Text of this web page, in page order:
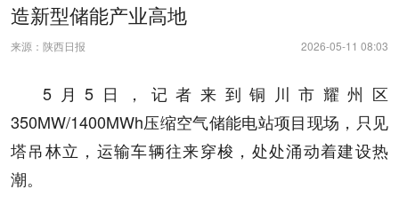
造新型储能产业高地
来源：陕西日报 2026-05-11 08:03
5月5日，记者来到铜川市耀州区
350MW/1400MWh压缩空气储能电站项目现场，只见
塔吊林立，运输车辆往来穿梭，处处涌动着建设热
潮。